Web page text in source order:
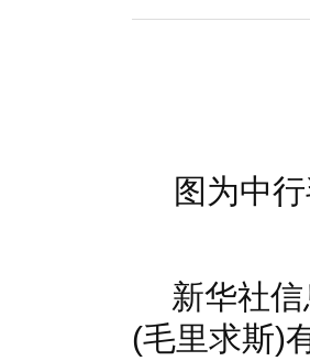
图为中
新华社
(毛里求斯)